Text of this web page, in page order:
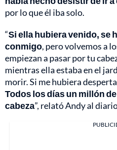
por lo que él iba solo.
“Si ella hubiera venido, se
conmigo, pero volvemos a
empiezan a pasar por tu
mientras ella estaba en el
morir. Si me hubiera
Todos los días un millón
cabeza”, relató Andy al